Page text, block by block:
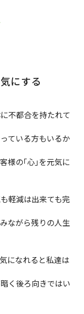
にする
不都合を持たれて
ている方もいるか
様の｢心｣を元気に
軽減は出来ても完
ながら残りの人生
になれると私達は
く後ろ向きではい